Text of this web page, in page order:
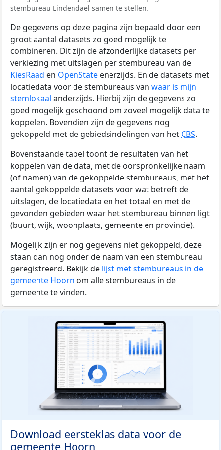
stembureau Lindendael samen te stellen.
De gegevens op deze pagina zijn bepaald door een
groot aantal datasets zo goed mogelijk te
combineren. Dit zijn de afzonderlijke datasets per
verkiezing met uitslagen per stembureau van de
KiesRaad en OpenState enerzijds. En de datasets met
locatiedata voor de stembureaus van waar is mijn
stemlokaal anderzijds. Hierbij zijn de gegevens zo
goed mogelijk geschoond om zoveel mogelijk data te
koppelen. Bovendien zijn de gegevens nog
gekoppeld met de gebiedsindelingen van het CBS.
Bovenstaande tabel toont de resultaten van het
koppelen van de data, met de oorspronkelijke naam
(of namen) van de gekoppelde stembureaus, met het
aantal gekoppelde datasets voor wat betreft de
uitslagen, de locatiedata en het totaal en met de
gevonden gebieden waar het stembureau binnen ligt
(buurt, wijk, woonplaats, gemeente en provincie).
Mogelijk zijn er nog gegevens niet gekoppeld, deze
staan dan nog onder de naam van een stembureau
geregistreerd. Bekijk de lijst met stembureaus in de
gemeente Hoorn om alle stembureaus in de
gemeente te vinden.
Download eersteklas data voor de
gemeente Hoorn